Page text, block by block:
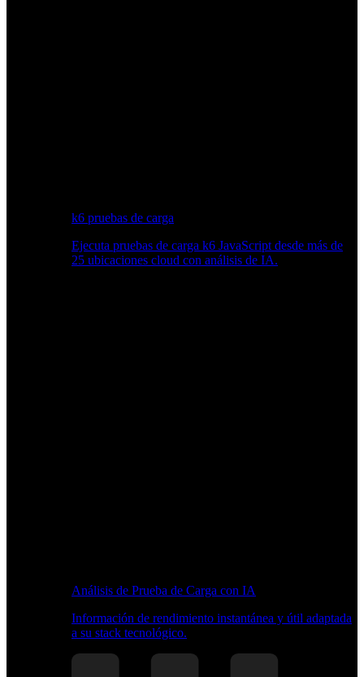
k6 pruebas de carga
Ejecuta pruebas de carga k6 JavaScript desde más de
25 ubicaciones cloud con análisis de IA.
Análisis de Prueba de Carga con IA
Información de rendimiento instantánea y útil adaptada
a su stack tecnológico.